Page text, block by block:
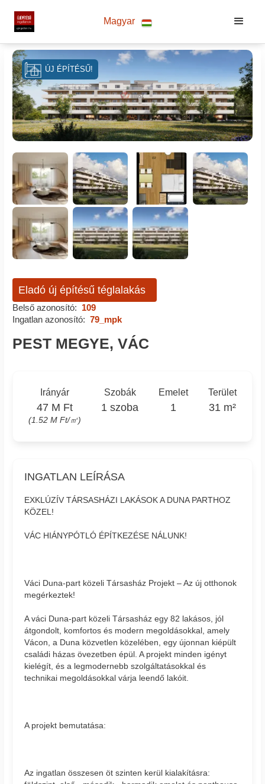
Magyar
ÚJ ÉPÍTÉSŰ!
Eladó új építésű téglalakás
Belső azonosító: 109
Ingatlan azonosító: 79_mpk
PEST MEGYE, VÁC
Irányár
47 M Ft
(1.52 M Ft/㎡)
Szobák
1 szoba
Emelet
1
Terület
31 m²
INGATLAN LEÍRÁSA
EXKLÚZÍV TÁRSASHÁZI LAKÁSOK A DUNA PARTHOZ
KÖZEL!
VÁC HIÁNYPÓTLÓ ÉPÍTKEZÉSE NÁLUNK!
Váci Duna-part közeli Társasház Projekt – Az új otthonok
megérkeztek!
A váci Duna-part közeli Társasház egy 82 lakásos, jól
átgondolt, komfortos és modern megoldásokkal, amely
Vácon, a Duna közvetlen közelében, egy újonnan kiépült
családi házas övezetben épül. A projekt minden igényt
kielégít, és a legmodernebb szolgáltatásokkal és
technikai megoldásokkal várja leendő lakóit.
A projekt bemutatása:
Az ingatlan összesen öt szinten kerül kialakításra: